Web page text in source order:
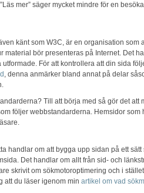
mer” säger mycket mindre för en
känt som W3C, är en organisation som
material bör presenteras på Internet. Det
För att kontrollera att din sida
, denna anmärker bland annat på delar
Till att börja med så gör det att
följer webbstandarderna. Hemsidor som
handlar om att bygga upp sidan på ett
Det handlar om allt från sid- och
skrivit om sökmotoroptimering och i
att du läser igenom min artikel om vad